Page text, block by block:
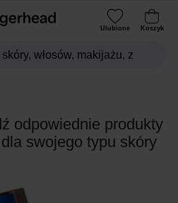
Ulubione Koszyk
odpowiednie produkty
swojego typu skóry